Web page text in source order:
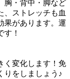
胸・背中・脚など
、ストレッチも血
果があります。運
！
く変化します！免
りをしましょう♪